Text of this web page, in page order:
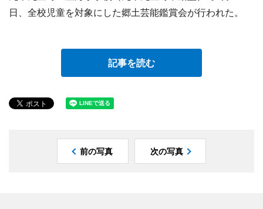
日、全校児童を対象にした郷土芸能鑑賞会が行われた。
記事を読む
前の写真 次の写真